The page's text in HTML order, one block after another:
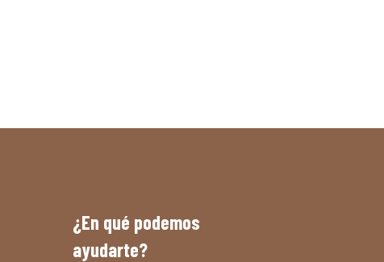
¿En qué podemos
ayudarte?